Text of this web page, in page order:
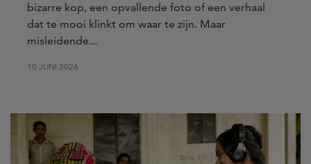
bizarre kop, een opvallende foto of een verhaal
dat te mooi klinkt om waar te zijn. Maar
misleidende...
10 JUNI 2026